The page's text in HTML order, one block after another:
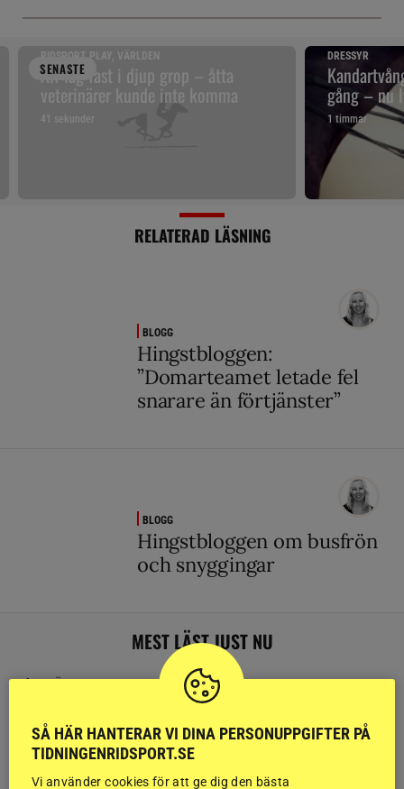
SENASTE
RIDSPORT PLAY, VÄRLDEN
Alf låg fast i djup grop – åtta
veterinärer kunde inte komma
41 sekunder
DRESSYR
gång – nu
1 timmar
RELATERAD LÄSNING
BLOGG
Hingstbloggen:
”Domarteamet letade fel
snarare än förtjänster”
BLOGG
Hingstbloggen om busfrön
och snyggingar
MEST LÄST JUST NU
Mannen som förändrade hästvärlden för alltid är
död
SÅ HÄR HANTERAR VI DINA PERSONUPPGIFTER PÅ
TIDNINGENRIDSPORT.SE
Vi använder cookies för att ge dig den bästa